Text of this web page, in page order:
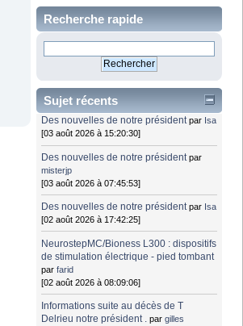
Recherche rapide
Sujet récents
Des nouvelles de notre président par Isa
[03 août 2026 à 15:20:30]
Des nouvelles de notre président par
misterjp
[03 août 2026 à 07:45:53]
Des nouvelles de notre président par Isa
[02 août 2026 à 17:42:25]
NeurostepMC/Bioness L300 : dispositifs
de stimulation électrique - pied tombant
parfarid
[02 août 2026 à 08:09:06]
Informations suite au décès de T
Delrieu notre président . pargilles